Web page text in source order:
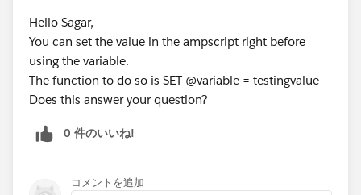
Hello Sagar,
You can set the value in the ampscript right before
using the variable.
The function to do so is SET @variable = testingvalue
Does this answer your question?
0 件のいいね!
コメントを追加